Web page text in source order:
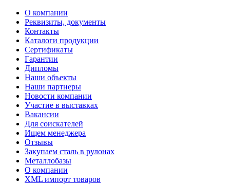
О компании
Реквизиты, документы
Контакты
Каталоги продукции
Сертификаты
Гарантии
Дипломы
Наши объекты
Наши партнеры
Новости компании
Участие в выставках
Вакансии
Для соискателей
Ищем менеджера
Отзывы
Закупаем сталь в рулонах
Металлобазы
О компании
XML импорт товаров